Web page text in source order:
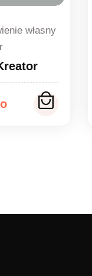
własny